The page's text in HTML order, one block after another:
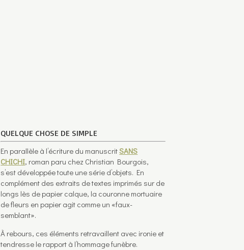
QUELQUE CHOSE DE SIMPLE
En parallèle à l’écriture du manuscritSANS
CHICHI, roman paru chez Christian Bourgois,
s’est développée toute une série d’objets. En
complément des extraits de textes imprimés sur de
longs lès de papier calque, la couronne mortuaire
de fleurs en papier agit comme un «faux-
semblant».
À rebours, ces éléments retravaillent avec ironie et
tendresse le rapport à l’hommage funèbre.